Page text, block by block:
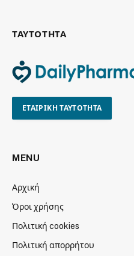
ΤΑΥΤΟΤΗΤΑ
ΕΤΑΙΡΙΚΗ ΤΑΥΤΟΤΗΤΑ
MENU
Αρχική
Όροι χρήσης
Πολιτική cookies
Πολιτική απορρήτου